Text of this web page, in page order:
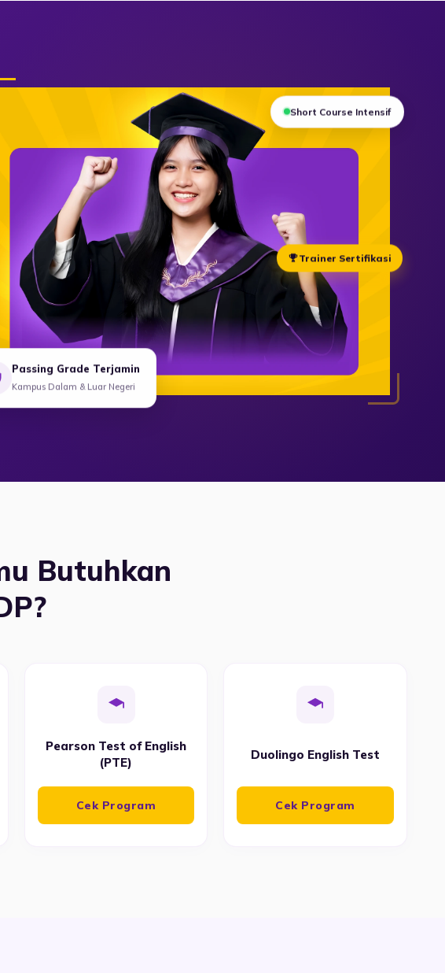
Passing Grade Terjamin
Kampus Dalam & Luar Negeri
Short Course Intensif
Trainer Sertifikasi
Butuhkan
Pearson Test of English
(PTE)
Cek Program
Duolingo English Test
Cek Program